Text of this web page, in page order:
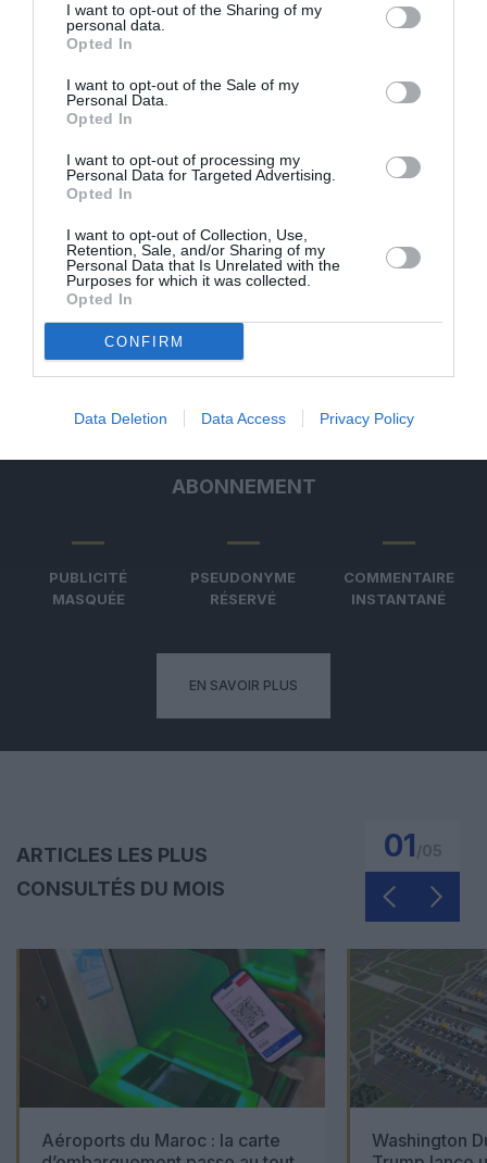
I want to opt-out of the Sharing of my
personal data.
Opted In
I want to opt-out of the Sale of my
Personal Data.
Opted In
I want to opt-out of processing my
Personal Data for Targeted Advertising.
Opted In
I want to opt-out of Collection, Use,
Retention, Sale, and/or Sharing of my
Personal Data that Is Unrelated with the
Purposes for which it was collected.
Opted In
CONFIRM
Data Deletion Data Access Privacy Policy
LE DC‑4 DE LA PAN AM,
QUI A FAIT NAÎTRE LES
QANTAS ET AIRBUS
TESTENT L’ULTRA
ABONNEMENT
PUBLICITÉ
MASQUÉE
PSEUDONYME
RÉSERVÉ
COMMENTAIRE
INSTANTANÉ
EN SAVOIR PLUS
ARTICLES LES PLUS
CONSULTÉS DU MOIS
01
Aéroports du Maroc : la carte
Washington